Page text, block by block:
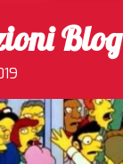
Blog